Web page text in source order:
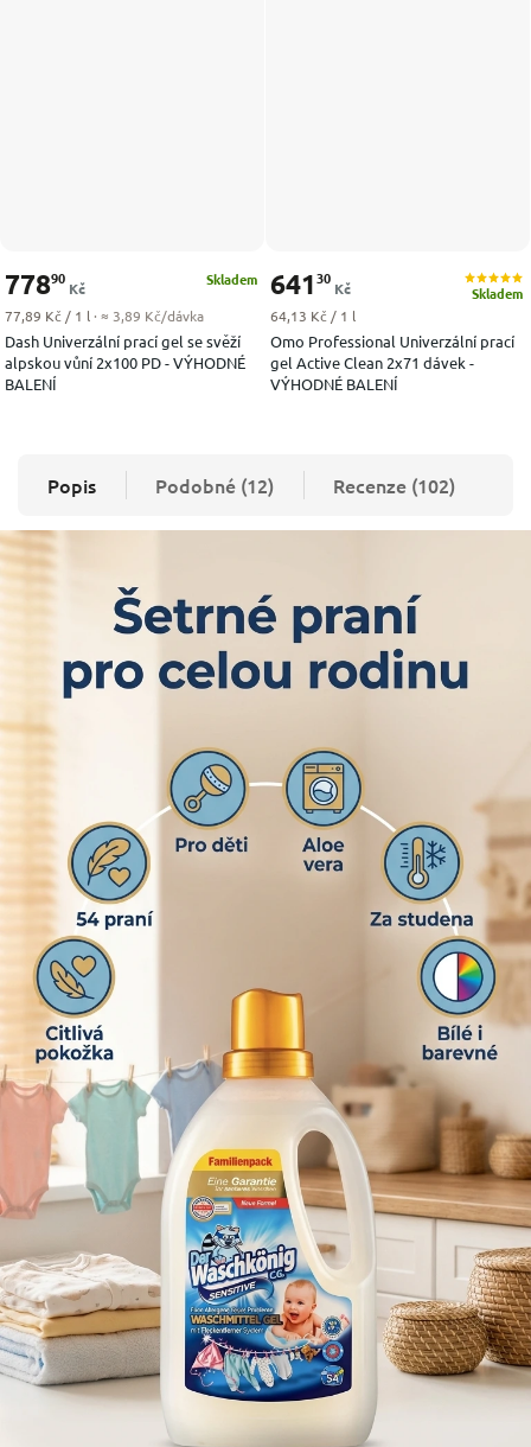
Dash Univerzální prací gel se svěží
alpskou vůní 2x100 PD - VÝHODNÉ
BALENÍ
Skladem
77890
Kč
Měrná cena:
77,89 Kč / 1 l · ≈ 3,89 Kč/dávka
Omo Professional Univerzální prací
gel Active Clean 2x71 dávek -
VÝHODNÉ BALENÍ
Skladem
641 30
Kč
Měrná cena:
64,13 Kč / 1 l
Popis Podobné (12) Recenze (102)